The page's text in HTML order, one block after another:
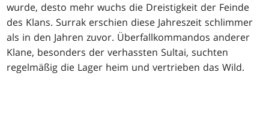
wurde, desto mehr wuchs die Dreistigkeit der Feinde
des Klans. Surrak erschien diese Jahreszeit schlimmer
als in den Jahren zuvor. Überfallkommandos anderer
Klane, besonders der verhassten Sultai, suchten
regelmäßig die Lager heim und vertrieben das Wild.